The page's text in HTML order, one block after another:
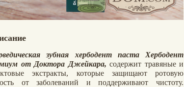
зубная хербодент паста Хербодент
от Доктора Джейкара, содержит травяные и
экстракты, которые защищают ротовую
от заболеваний и поддерживают чистоту.